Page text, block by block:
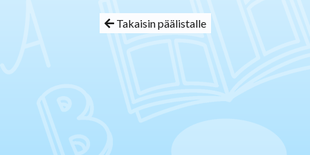
Takaisin päälistalle